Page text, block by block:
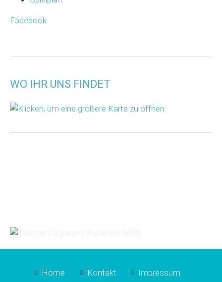
Facebook
WO IHR UNS FINDET
Home Kontakt
Impressum